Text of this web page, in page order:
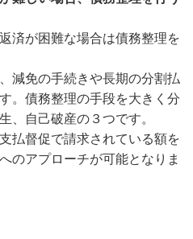
済が困難な場合は債務整理を
減免の手続きや長期の分割払
。債務整理の手段を大きく分
、自己破産の３つです。
払督促で請求されている額を
のアプローチが可能となりま